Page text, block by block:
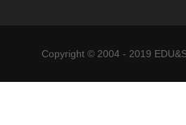
Copyright © 2004 - 2019